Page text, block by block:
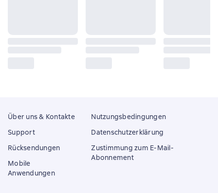
Über uns & Kontakte
Support
Rücksendungen
Mobile
Anwendungen
Nutzungsbedingungen
Datenschutzerklärung
Zustimmung zum E-Mail-
Abonnement